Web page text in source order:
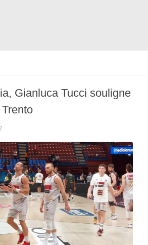
Gianluca Tucci souligne